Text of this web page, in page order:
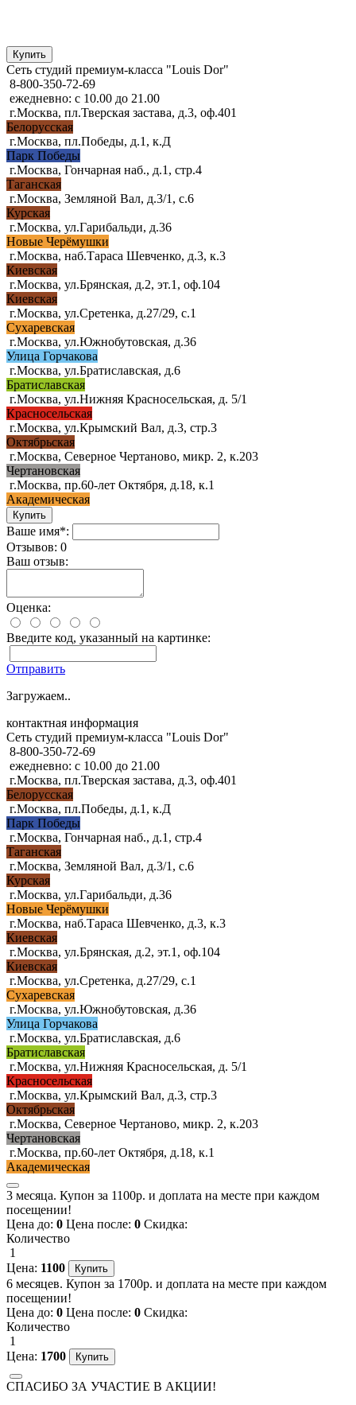
Сеть студий премиум-класса "Louis Dor"
8-800-350-72-69
ежедневно: с 10.00 до 21.00
г.Москва, пл.Тверская застава, д.3, оф.401
Белорусская
г.Москва, пл.Победы, д.1, к.Д
Парк Победы
г.Москва, Гончарная наб., д.1, стр.4
Таганская
г.Москва, Земляной Вал, д.3/1, с.6
Курская
г.Москва, ул.Гарибальди, д.36
Новые Черёмушки
г.Москва, наб.Тараса Шевченко, д.3, к.3
Киевская
г.Москва, ул.Брянская, д.2, эт.1, оф.104
Киевская
г.Москва, ул.Сретенка, д.27/29, с.1
Сухаревская
г.Москва, ул.Южнобутовская, д.36
Улица Горчакова
г.Москва, ул.Братиславская, д.6
Братиславская
г.Москва, ул.Нижняя Красносельская, д. 5/1
Красносельская
г.Москва, ул.Крымский Вал, д.3, стр.3
Октябрьская
г.Москва, Северное Чертаново, микр. 2, к.203
Чертановская
г.Москва, пр.60-лет Октября, д.18, к.1
Академическая
Ваше имя*:
Отзывов: 0
Ваш отзыв:
Оценка:
Введите код, указанный на картинке:
Отправить
Загружаем..
контактная информация
Сеть студий премиум-класса "Louis Dor"
8-800-350-72-69
ежедневно: с 10.00 до 21.00
г.Москва, пл.Тверская застава, д.3, оф.401
Белорусская
г.Москва, пл.Победы, д.1, к.Д
Парк Победы
г.Москва, Гончарная наб., д.1, стр.4
Таганская
г.Москва, Земляной Вал, д.3/1, с.6
Курская
г.Москва, ул.Гарибальди, д.36
Новые Черёмушки
г.Москва, наб.Тараса Шевченко, д.3, к.3
Киевская
г.Москва, ул.Брянская, д.2, эт.1, оф.104
Киевская
г.Москва, ул.Сретенка, д.27/29, с.1
Сухаревская
г.Москва, ул.Южнобутовская, д.36
Улица Горчакова
г.Москва, ул.Братиславская, д.6
Братиславская
г.Москва, ул.Нижняя Красносельская, д. 5/1
Красносельская
г.Москва, ул.Крымский Вал, д.3, стр.3
Октябрьская
г.Москва, Северное Чертаново, микр. 2, к.203
Чертановская
г.Москва, пр.60-лет Октября, д.18, к.1
Академическая
3 месяца. Купон за 1100р. и доплата на месте при каждом
посещении!
Цена до: 0 Цена после: 0 Скидка:
Количество
1
Цена: 1100
6 месяцев. Купон за 1700р. и доплата на месте при каждом
посещении!
Цена до: 0 Цена после: 0 Скидка:
Количество
1
Цена: 1700
СПАСИБО ЗА УЧАСТИЕ В АКЦИИ!